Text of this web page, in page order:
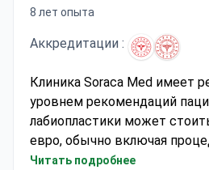
8 лет опыта
Аккредитации :
Клиника Soraca Med имеет
уровнем рекомендаций
лабиопластики может
евро, обычно включая
предоперационные тесты,
Читать подробнее